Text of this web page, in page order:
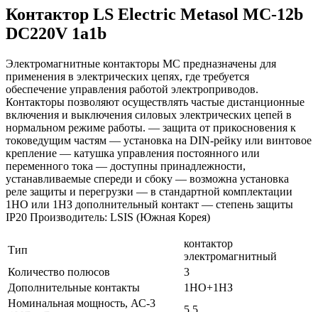
Контактор LS Electric Metasol MC-12b
DC220V 1a1b
Электромагнитные контакторы MC предназначены для
применения в электрических цепях, где требуется
обеспечение управления работой электроприводов.
Контакторы позволяют осуществлять частые дистанционные
включения и выключения силовых электрических цепей в
нормальном режиме работы. — защита от прикосновения к
токоведущим частям — установка на DIN-рейку или винтовое
крепление — катушка управления постоянного или
переменного тока — доступны принадлежности,
устанавливаемые спереди и сбоку — возможна установка
реле защиты и перегрузки — в стандартной комплектации
1НО или 1НЗ дополнительный контакт — степень защиты
IP20 Производитель: LSIS (Южная Корея)
Тип
контактор
электромагнитный
Количество полюсов
3
Дополнительные контакты
1НО+1НЗ
Номинальная мощность, АС-3
5,5